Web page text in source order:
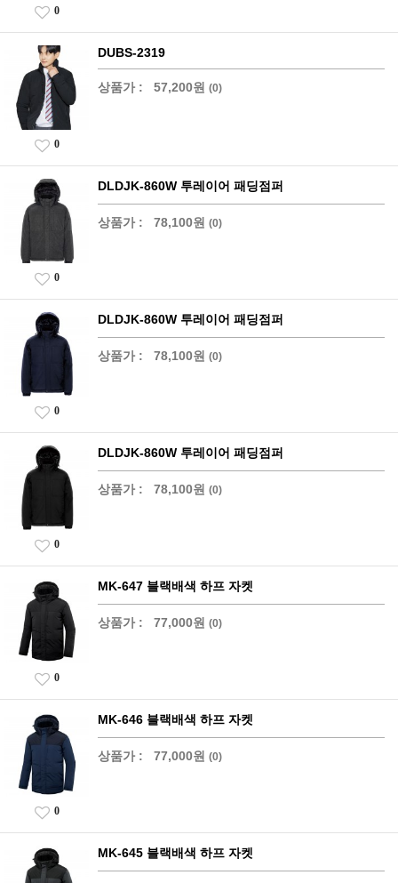
0
DUBS-2319
상품가 : 57,200원 (0)
0
DLDJK-860W 투레이어 패딩점퍼
상품가 : 78,100원 (0)
0
DLDJK-860W 투레이어 패딩점퍼
상품가 : 78,100원 (0)
0
DLDJK-860W 투레이어 패딩점퍼
상품가 : 78,100원 (0)
0
MK-647 블랙배색 하프 자켓
상품가 : 77,000원 (0)
0
MK-646 블랙배색 하프 자켓
상품가 : 77,000원 (0)
0
MK-645 블랙배색 하프 자켓